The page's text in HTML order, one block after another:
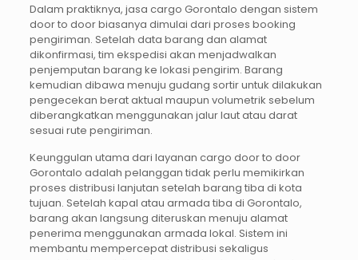
Dalam praktiknya, jasa cargo Gorontalo dengan sistem
door to door biasanya dimulai dari proses booking
pengiriman. Setelah data barang dan alamat
dikonfirmasi, tim ekspedisi akan menjadwalkan
penjemputan barang ke lokasi pengirim. Barang
kemudian dibawa menuju gudang sortir untuk dilakukan
pengecekan berat aktual maupun volumetrik sebelum
diberangkatkan menggunakan jalur laut atau darat
sesuai rute pengiriman.
Keunggulan utama dari layanan cargo door to door
Gorontalo adalah pelanggan tidak perlu memikirkan
proses distribusi lanjutan setelah barang tiba di kota
tujuan. Setelah kapal atau armada tiba di Gorontalo,
barang akan langsung diteruskan menuju alamat
penerima menggunakan armada lokal. Sistem ini
membantu mempercepat distribusi sekaligus